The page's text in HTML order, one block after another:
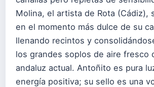
Molina, el artista de Rota (Cádiz),
en el momento más dulce de su
llenando recintos y
los grandes soplos de aire fresco
andaluz actual. Antoñito es pura
energía positiva; su sello es una